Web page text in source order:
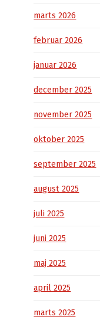
marts 2026
februar 2026
januar 2026
december 2025
november 2025
oktober 2025
september 2025
august 2025
juli 2025
juni 2025
maj 2025
april 2025
marts 2025